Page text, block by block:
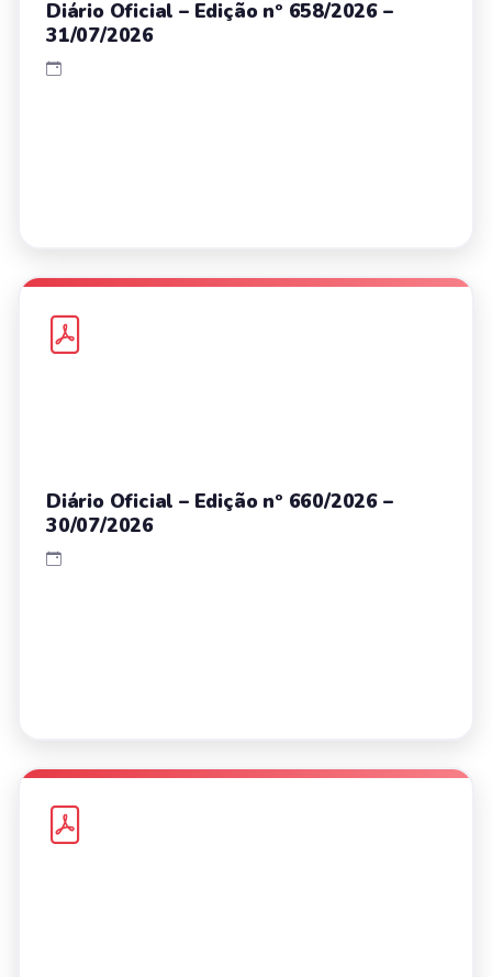
Diário Oficial – Edição nº 658/2026 –
31/07/2026
Diário Oficial – Edição nº 660/2026 –
30/07/2026